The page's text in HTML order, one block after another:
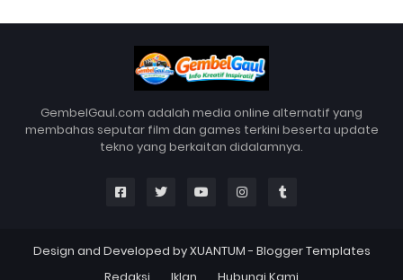
GembelGaul.com adalah media online alternatif yang
membahas seputar film dan games terkini beserta update
tekno yang berkaitan didalamnya.
Design and Developed byXUANTUM- Blogger Templates